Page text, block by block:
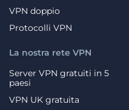
VPN doppio
Protocolli VPN
La nostra rete VPN
Server VPN gratuiti in 5
paesi
VPN UK gratuita